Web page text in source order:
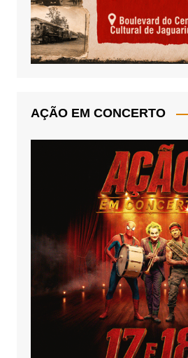
AÇÃO EM CONCERTO